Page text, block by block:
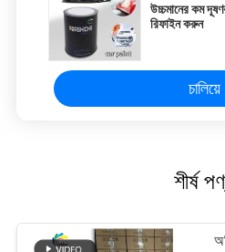
উচ্চমানের কম
রিফাইন করুন
চালিয়ে
শীর্ষ